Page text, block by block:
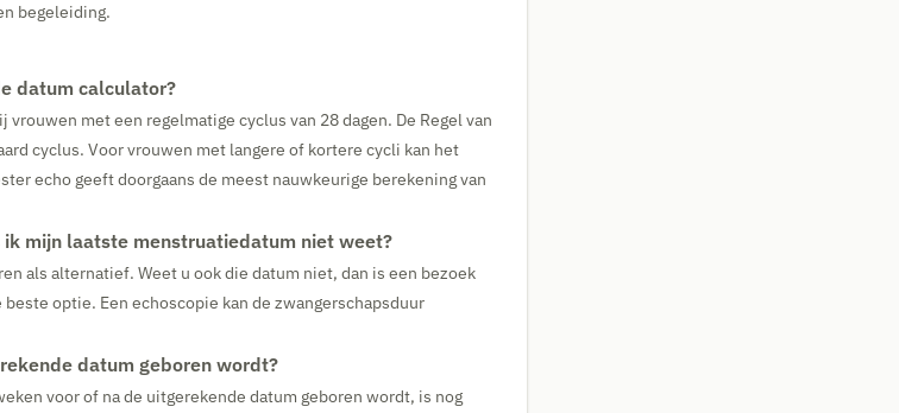
begeleiding.
datum calculator?
met een regelmatige cyclus van 28 dagen. De Regel van
cyclus. Voor vrouwen met langere of kortere cycli kan het
echo geeft doorgaans de meest nauwkeurige berekening van
mijn laatste menstruatiedatum niet weet?
als alternatief. Weet u ook die datum niet, dan is een bezoek
optie. Een echoscopie kan de zwangerschapsduur
datum geboren wordt?
voor of na de uitgerekende datum geboren wordt, is nog